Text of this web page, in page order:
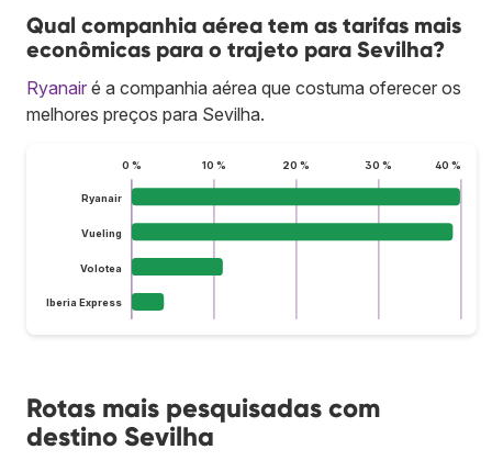
Qual companhia aérea tem as tarifas mais
econômicas para o trajeto para Sevilha?
Ryanair é a companhia aérea que costuma oferecer os
melhores preços para Sevilha.
0 % 10 % 20 % 30 % 40 %
Ryanair
Vueling
Volotea
Iberia Express
Rotas mais pesquisadas com
destino Sevilha